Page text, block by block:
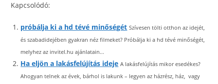
Kapcsolódó:
próbálja ki a hd tévé minőségét Szívesen tölti otthon az idejét,
és szabadidejében gyakran néz filmeket? Próbálja ki a hd tévé minőségét,
melyhez az invitel.hu ajánlatain...
Ha eljön a lakásfelújítás ideje A lakásfelújítás mikor esedékes?
Ahogyan telnek az évek, bárhol is lakunk – legyen az házrész, ház, vagy